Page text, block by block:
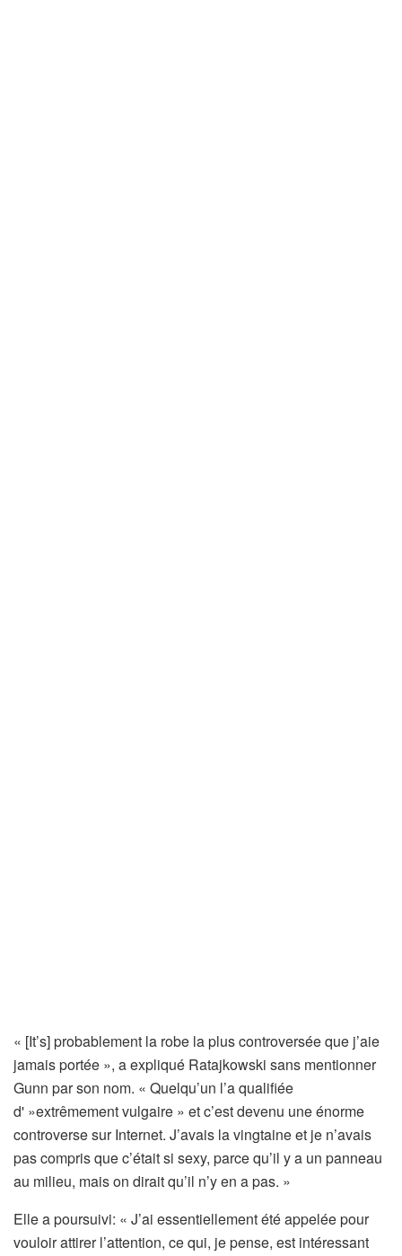
« [It’s] probablement la robe la plus controversée que j’aie
jamais portée », a expliqué Ratajkowski sans mentionner
Gunn par son nom. « Quelqu’un l’a qualifiée
d' »extrêmement vulgaire » et c’est devenu une énorme
controverse sur Internet. J’avais la vingtaine et je n’avais
pas compris que c’était si sexy, parce qu’il y a un panneau
au milieu, mais on dirait qu’il n’y en a pas. »
Elle a poursuivi: « J’ai essentiellement été appelée pour
vouloir attirer l’attention, ce qui, je pense, est intéressant